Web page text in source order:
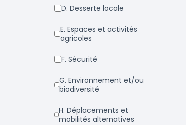
d. Desserte locale
e. Espaces et activités
agricoles
f. Sécurité
g. Environnement et/ou
biodiversité
h. Déplacements et
mobilités alternatives